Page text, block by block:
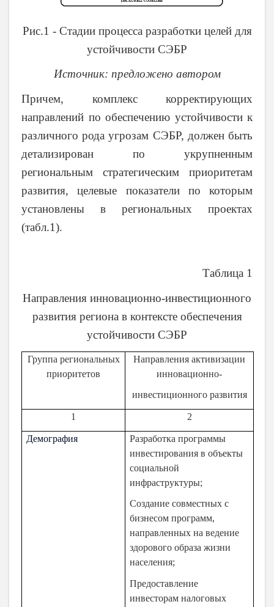
Рис.1 - Стадии процесса разработки целей для
устойчивости СЭБР
Источник: предложено автором
Причем, комплекс корректирующих
направлений по обеспечению устойчивости к
различного рода угрозам СЭБР, должен быть
детализирован по укрупненным
региональным стратегическим приоритетам
развития, целевые показатели по которым
установлены в региональных проектах
(табл.1).
Таблица 1
Направления инновационно-инвестиционного
развития региона в контексте обеспечения
устойчивости СЭБР
Группа региональных
приоритетов
Направления активизации
инновационно-
инвестиционного развития
1 2
Демография
Разработка программы
инвестирования в объекты
социальной
инфраструктуры;
Создание совместных с
бизнесом программ,
направленных на ведение
здорового образа жизни
населения;
Предоставление
инвесторам налоговых